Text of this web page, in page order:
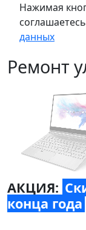
Нажимая
данных
Ремонт
АКЦИЯ:
конца года